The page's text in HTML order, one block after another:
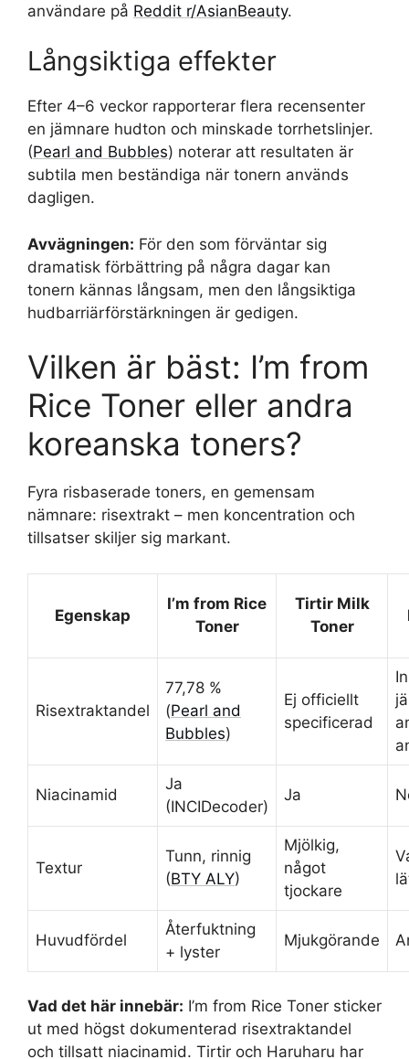
användare på Reddit r/AsianBeauty.
Långsiktiga effekter
Efter 4–6 veckor rapporterar flera recensenter
en jämnare hudton och minskade torrhetslinjer.
(Pearl and Bubbles) noterar att resultaten är
subtila men beständiga när tonern används
dagligen.
Avvägningen: För den som förväntar sig
dramatisk förbättring på några dagar kan
tonern kännas långsam, men den långsiktiga
hudbarriärförstärkningen är gedigen.
Vilken är bäst: I’m from
Rice Toner eller andra
koreanska toners?
Fyra risbaserade toners, en gemensam
nämnare: risextrakt – men koncentration och
tillsatser skiljer sig markant.
Egenskap
I’m from Rice
Toner
Tirtir Milk
Toner
Risextraktandel
77,78 %
(Pearl and
Bubbles)
Ej officiellt
specificerad
Niacinamid
Ja
(INCIDecoder)
Ja
Textur
Tunn, rinnig
(BTY ALY)
Mjölkig,
något
tjockare
Huvudfördel
Återfuktning
+ lyster
Mjukgörande
Vad det här innebär: I’m from Rice Toner sticker
ut med högst dokumenterad risextraktandel
och tillsatt niacinamid. Tirtir och Haruharu har